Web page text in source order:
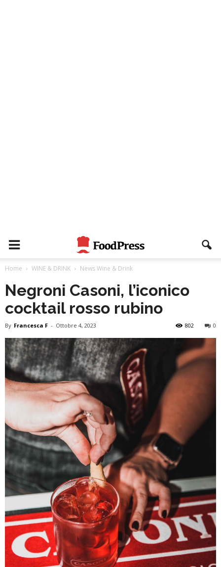
Home WINE & DRINK News Wine & Drink
Negroni Casoni, l’iconico
cocktail rosso rubino
By Francesca F - Ottobre 4, 2023 0
802